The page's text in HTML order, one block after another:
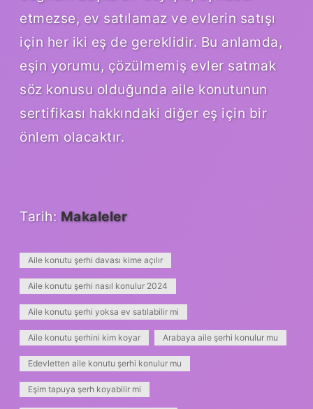
etmezse, ev satılamaz ve evlerin satışı
için her iki eş de gereklidir. Bu anlamda,
eşin yorumu, çözülmemiş evler satmak
söz konusu olduğunda aile konutunun
sertifikası hakkındaki diğer eş için bir
önlem olacaktır.
Tarih: Makaleler
Aile konutu şerhi davası kime açılır
Aile konutu şerhi nasıl konulur 2024
Aile konutu şerhi yoksa ev satılabilir mi
Aile konutu şerhini kim koyar Arabaya aile şerhi konulur mu
Edevletten aile konutu şerhi konulur mu
Eşim tapuya şerh koyabilir mi